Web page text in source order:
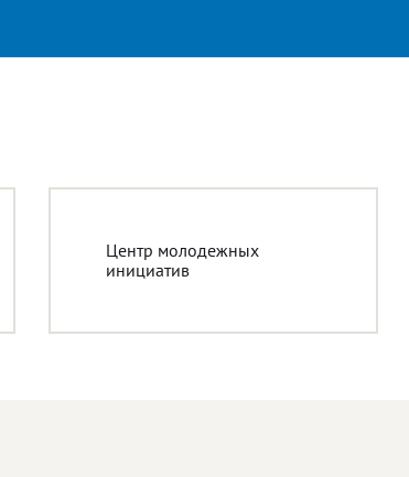
Центр молодежных
инициатив